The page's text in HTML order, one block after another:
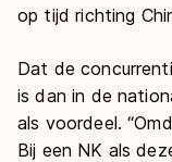
op tijd richting
Dat de
is dan in de
als voordeel.
Bij een NK als